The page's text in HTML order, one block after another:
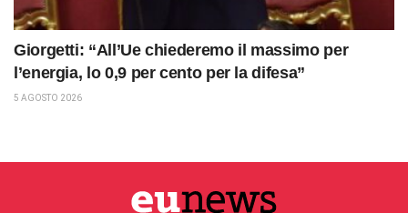
Giorgetti: “All’Ue chiederemo il massimo per
l’energia, lo 0,9 per cento per la difesa”
5 AGOSTO 2026